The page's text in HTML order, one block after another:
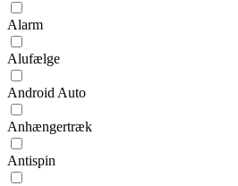
Alarm
Alufælge
Android Auto
Anhængertræk
Antispin